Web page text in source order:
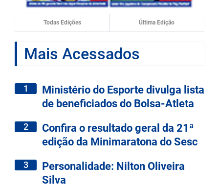
Todas Edições Última Edição
Mais Acessados
1
Ministério do Esporte divulga lista
de beneficiados do Bolsa-Atleta
2
Confira o resultado geral da 21ª
edição da Minimaratona do Sesc
3
Personalidade: Nilton Oliveira
Silva